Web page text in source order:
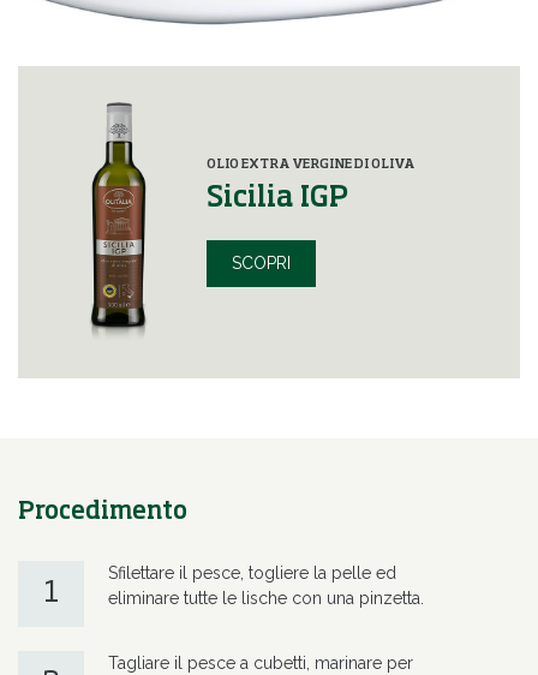
OLIO EXTRA VERGINE DI OLIVA
Sicilia IGP
SCOPRI
Procedimento
1
Sfilettare il pesce, togliere la pelle ed
eliminare tutte le lische con una pinzetta.
Tagliare il pesce a cubetti, marinare per